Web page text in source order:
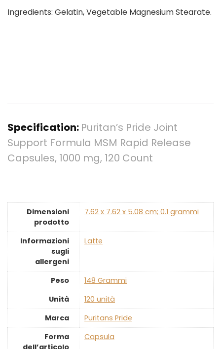
Ingredients: Gelatin, Vegetable Magnesium Stearate.
Specification: Puritan’s Pride Joint
Support Formula MSM Rapid Release
Capsules, 1000 mg, 120 Count
Dimensioni
prodotto
‎7.62 x 7.62 x 5.08 cm; 0.1 grammi
Informazioni
sugli
allergeni
‎Latte
Peso
‎148 Grammi
Unità
‎120 unità
Marca
‎Puritans Pride
Forma
‎Capsula